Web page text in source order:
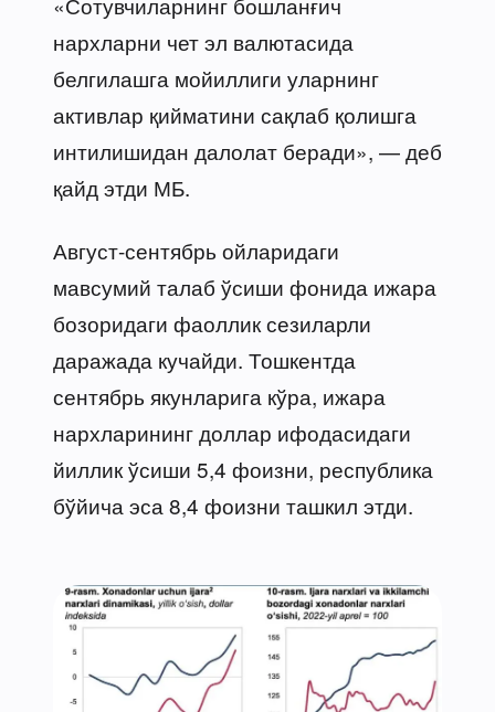
нархларни чет эл валютасида
белгилашга мойиллиги уларнинг
активлар қийматини сақлаб қолишга
интилишидан далолат беради», — деб
қайд этди МБ.
Август-сентябрь ойларидаги
мавсумий талаб ўсиши фонида ижара
бозоридаги фаоллик сезиларли
даражада кучайди. Тошкентда
сентябрь якунларига кўра, ижара
нархларининг доллар ифодасидаги
йиллик ўсиши 5,4 фоизни, республика
бўйича эса 8,4 фоизни ташкил этди.